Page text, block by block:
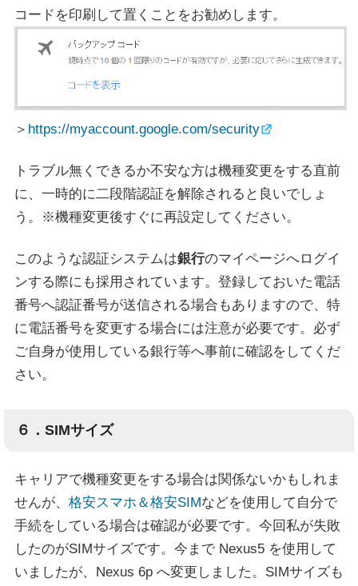
コードを印刷して置くことをお勧めします。
＞ https://myaccount.google.com/security
トラブル無くできるか不安な方は機種変更をする直前
に、一時的に二段階認証を解除されると良いでしょ
う。※機種変更後すぐに再設定してください。
このような認証システムは銀行のマイページへログイ
ンする際にも採用されています。登録しておいた電話
番号へ認証番号が送信される場合もありますので、特
に電話番号を変更する場合には注意が必要です。必ず
ご自身が使用している銀行等へ事前に確認をしてくだ
さい。
６．SIMサイズ
キャリアで機種変更をする場合は関係ないかもしれま
せんが、 格安スマホ＆格安SIMなどを使用して自分で
手続をしている場合は確認が必要です。今回私が失敗
したのがSIMサイズです。今まで Nexus5 を使用して
いましたが、Nexus 6p へ変更しました。SIMサイズも